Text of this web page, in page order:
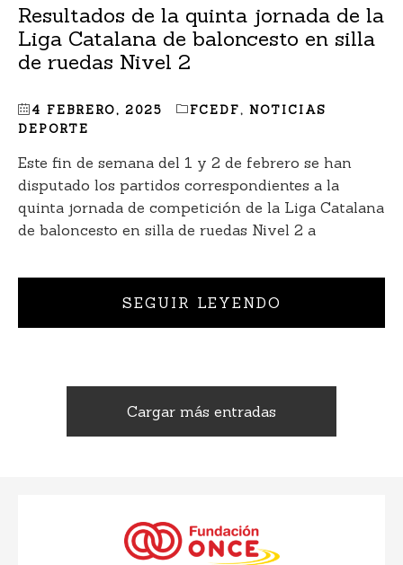
Resultados de la quinta jornada de la
Liga Catalana de baloncesto en silla
de ruedas Nivel 2
4 FEBRERO, 2025 FCEDF, NOTICIAS
DEPORTE
Este fin de semana del 1 y 2 de febrero se han
disputado los partidos correspondientes a la
quinta jornada de competición de la Liga Catalana
de baloncesto en silla de ruedas Nivel 2 a
SEGUIR LEYENDO
Cargar más entradas